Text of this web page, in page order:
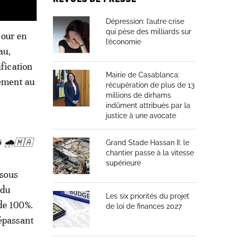
en
au
🇲🇦🌧️ قوارب إنقاذ حديثة في خدمة السكان المحاصرين بأحياء القصر الكبير
100%.
Dépression: l’autre crise
qui pèse des milliards sur
l’économie
Mairie de Casablanca:
récupération de plus de 13
millions de dirhams
indûment attribués par la
justice à une avocate
Grand Stade Hassan II: le
chantier passe à la vitesse
supérieure
Les six priorités du projet
de loi de finances 2027